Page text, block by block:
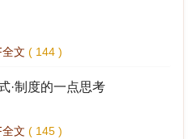
全文 ( 144 )
·制度的一点思考
全文 ( 145 )